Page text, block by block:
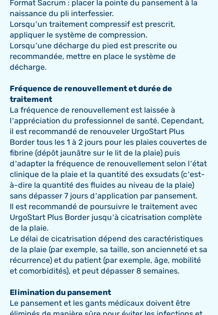
Format Sacrum : placer la pointe du pansement à la
naissance du pli interfessier.
Lorsqu’un traitement compressif est prescrit,
appliquer le système de compression.
Lorsqu’une décharge du pied est prescrite ou
recommandée, mettre en place le système de
décharge.
Fréquence de renouvellement et durée de
traitement
La fréquence de renouvellement est laissée à
l’appréciation du professionnel de santé. Cependant,
il est recommandé de renouveler UrgoStart Plus
Border tous les 1 à 2 jours pour les plaies couvertes de
fibrine (dépôt jaunâtre sur le lit de la plaie) puis
d’adapter la fréquence de renouvellement selon l’état
clinique de la plaie et la quantité des exsudats (c’est-
à-dire la quantité des fluides au niveau de la plaie)
sans dépasser 7 jours d’application par pansement.
Il est recommandé de poursuivre le traitement avec
UrgoStart Plus Border jusqu’à cicatrisation complète
de la plaie.
Le délai de cicatrisation dépend des caractéristiques
de la plaie (par exemple, sa taille, son ancienneté et sa
récurrence) et du patient (par exemple, âge, mobilité
et comorbidités), et peut dépasser 8 semaines.
Elimination du pansement
Le pansement et les gants médicaux doivent être